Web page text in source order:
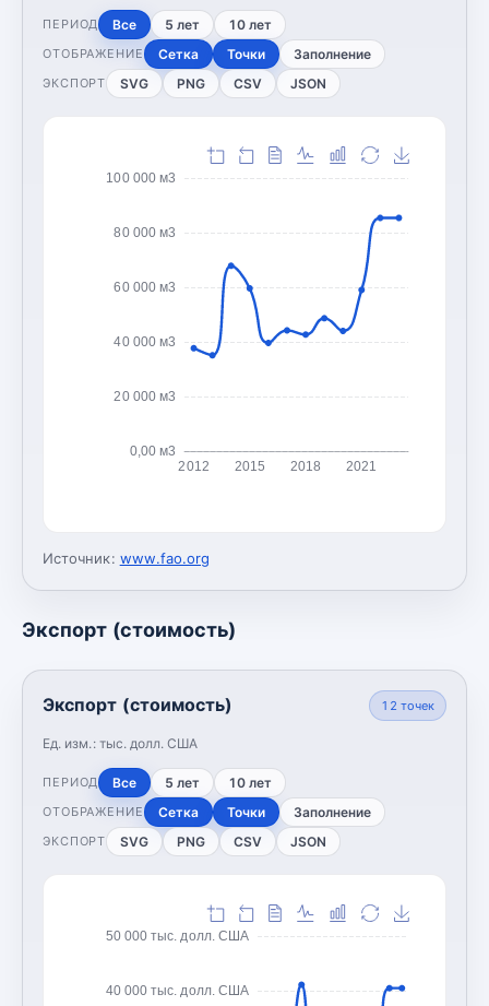
ПЕРИОД Все 5 лет 10 лет
ОТОБРАЖЕНИЕ Сетка Точки Заполнение
ЭКСПОРТ SVG PNG CSV JSON
0,00 м3
20 000 м3
40 000 м3
60 000 м3
80 000 м3
100 000 м3
2012 2015 2018 2021
Источник: www.fao.org
Экспорт (стоимость)
Экспорт (стоимость)
Ед. изм.: тыс. долл. США
12 точек
ПЕРИОД Все 5 лет 10 лет
ОТОБРАЖЕНИЕ Сетка Точки Заполнение
ЭКСПОРТ SVG PNG CSV JSON
40 000 тыс. долл. США
50 000 тыс. долл. США